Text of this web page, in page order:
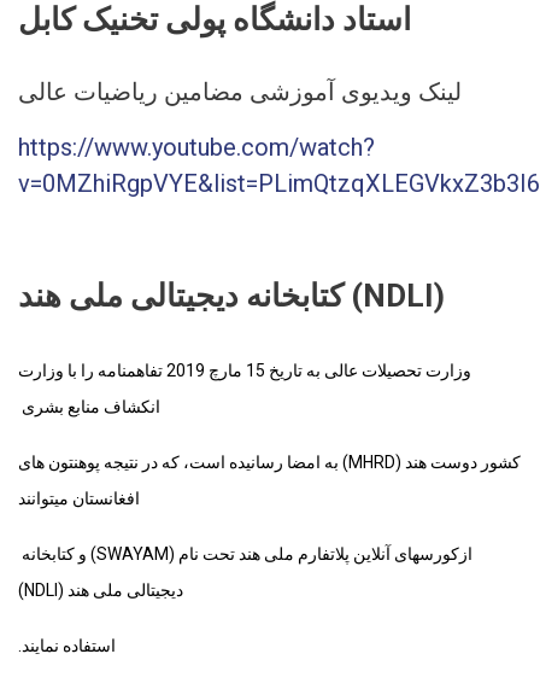
استاد دانشگاه پولی تخنیک کابل
لینک ویدیوی آموزشی مضامین ریاضیات عالی
https://www.youtube.com/watch?
کتابخانه دیجیتالی ملی هند (NDLI)
وزارت تحصیلات عالی به تاریخ 15 مارچ 2019 تفاهمنامه را با وزارت
انکشاف منابع بشری
کشور دوست هند (MHRD) به امضا رسانیده است، که در نتیجه پوهنتون های
افغانستان میتوانند
ازکورسهای آنلاین پلاتفارم ملی هند تحت نام (SWAYAM) و کتابخانه
دیجیتالی ملی هند (NDLI)
استفاده نمایند.